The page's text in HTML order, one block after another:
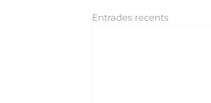
Entrades recents